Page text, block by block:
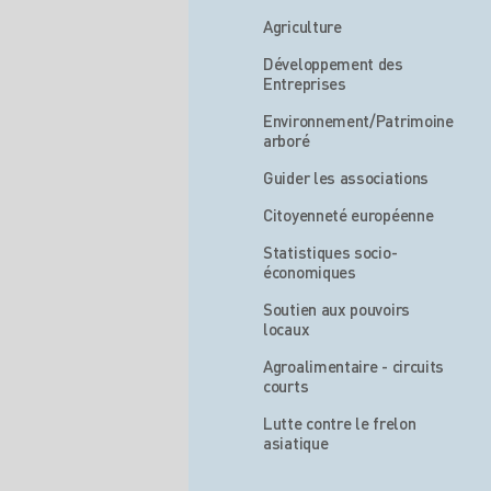
Agriculture
Développement des
Entreprises
Environnement/Patrimoine
arboré
Guider les associations
Citoyenneté européenne
Statistiques socio-
économiques
Soutien aux pouvoirs
locaux
Agroalimentaire - circuits
courts
Lutte contre le frelon
asiatique